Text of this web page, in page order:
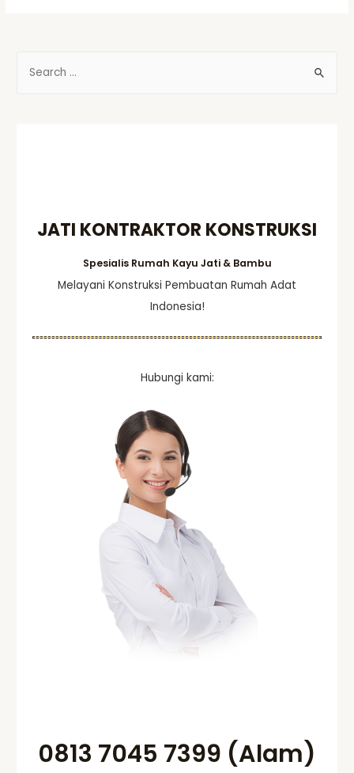
JATI KONTRAKTOR KONSTRUKSI
Spesialis Rumah Kayu Jati & Bambu
Melayani Konstruksi Pembuatan Rumah Adat
Indonesia!
Hubungi kami:
0813 7045 7399 (Alam)